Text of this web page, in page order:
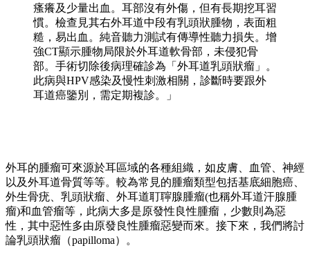
瘙癢及少量出血。耳部沒有外傷，但有長期挖耳習
慣。檢查見其右外耳道中段有乳頭狀腫物，表面粗
糙，易出血。純音聽力測試有傳導性聽力損失。增
強CT顯示腫物局限於外耳道軟骨部，未侵犯骨
部。手術切除後病理確診為「外耳道乳頭狀瘤」。
此病與HPV感染及慢性刺激相關，診斷時要跟外
耳道癌鑒別，需定期複診。」
外耳的腫瘤可來源於耳區域的各種組織，如皮膚、血管、神經
以及外耳道骨質等等。較為常見的腫瘤類型包括基底細胞癌、
外生骨疣、乳頭狀瘤、外耳道耵聹腺腫瘤(也稱外耳道汗腺腫
瘤)和血管瘤等，此病大多是原發性良性腫瘤，少數則為惡
性，其中惡性多由原發良性腫瘤惡變而來。接下來，我們將討
論乳頭狀瘤（papilloma）。